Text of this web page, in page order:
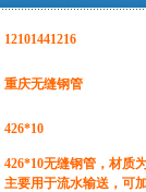
12101441216
重庆无缝钢管
426*10
426*10无缝钢管，材质
主要用于流水输送，可